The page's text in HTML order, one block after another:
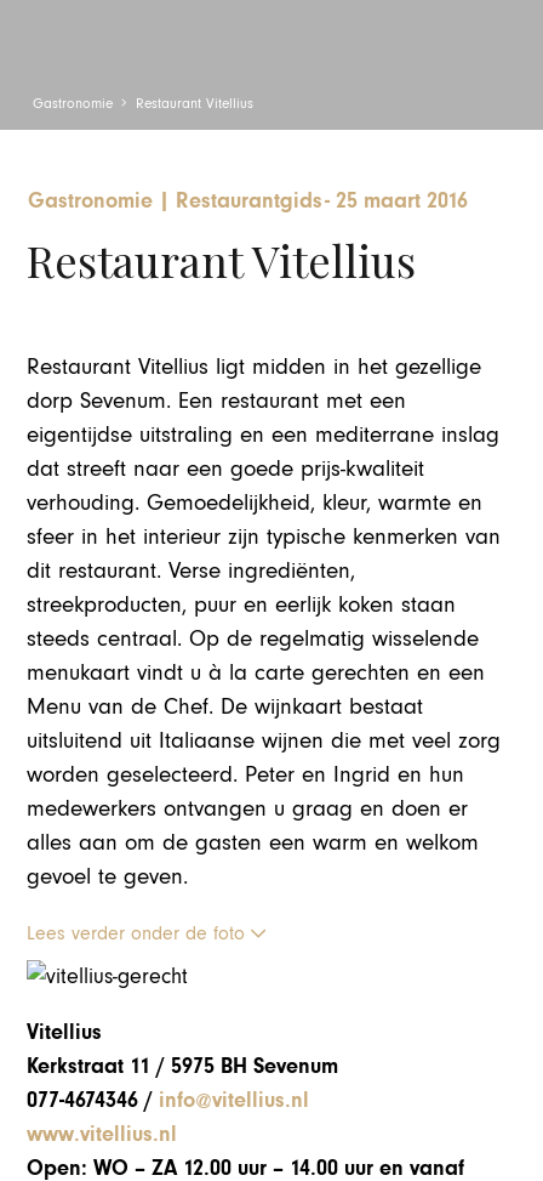
Gastronomie Restaurant Vitellius
Gastronomie | Restaurantgids-25 maart 2016
Restaurant Vitellius
Restaurant Vitellius ligt midden in het gezellige
dorp Sevenum. Een restaurant met een
eigentijdse uitstraling en een mediterrane inslag
dat streeft naar een goede prijs-kwaliteit
verhouding. Gemoedelijkheid, kleur, warmte en
sfeer in het interieur zijn typische kenmerken van
dit restaurant. Verse ingrediënten,
streekproducten, puur en eerlijk koken staan
steeds centraal. Op de regelmatig wisselende
menukaart vindt u à la carte gerechten en een
Menu van de Chef. De wijnkaart bestaat
uitsluitend uit Italiaanse wijnen die met veel zorg
worden geselecteerd. Peter en Ingrid en hun
medewerkers ontvangen u graag en doen er
alles aan om de gasten een warm en welkom
gevoel te geven.
Lees verder onder de foto
Vitellius
Kerkstraat 11 / 5975 BH Sevenum
077-4674346 / info@vitellius.nl
www.vitellius.nl
Open: WO – ZA 12.00 uur – 14.00 uur en vanaf